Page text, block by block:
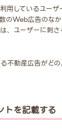
用しているユー
のWeb広告のな
、ユーザーに刺
不動産広告がど
トを記載する